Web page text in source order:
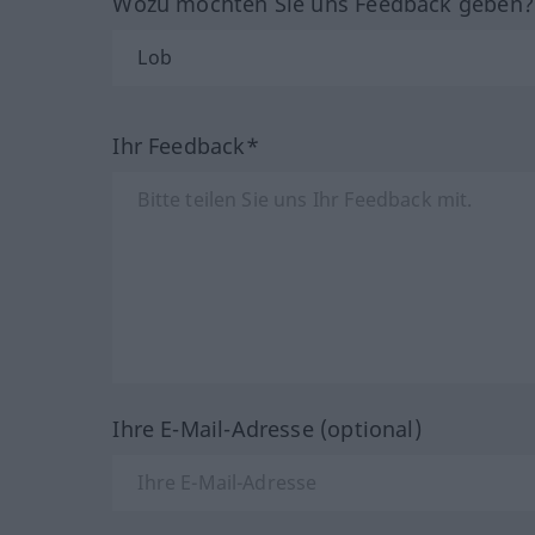
Ihr Feedback*
Ihre E-Mail-Adresse (optional)